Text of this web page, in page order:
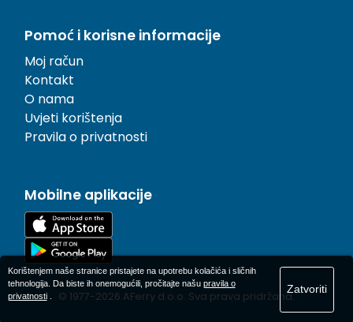
Pomoć i korisne informacije
Moj račun
Kontakt
O nama
Uvjeti korištenja
Pravila o privatnosti
Mobilne aplikacije
© 1977-2026 AFerry d.o.o. Sva prava pridržana.
Korištenjem naše stranice pristajete na upotrebu kolačića i sličnih
tehnologija. Da biste ih onemogućili, pročitajte našu pravila o
privatnosti.
Zatvoriti